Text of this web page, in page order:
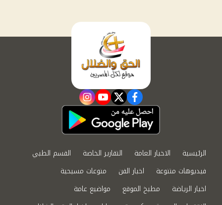
facebook
twitter
youtube
instagram
الرئيسية الاخبار العامة التقارير الخاصة
القسم الطبي
فيديوهات متنوعة
اخبار الفن
منوعات مسيحية
اخبار الرياضة
مطبخ الموقع
مواضيع عامة